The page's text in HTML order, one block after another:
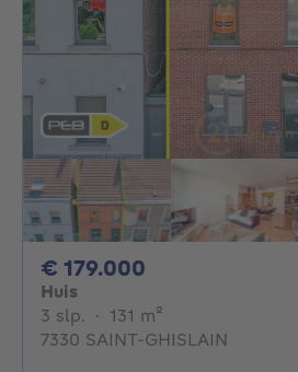
€ 179.000
Huis
3 slp. 3 slaapkamers
· 131 m²
7330 SAINT-GHISLAIN